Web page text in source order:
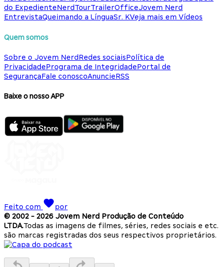
do ExpedienteNerdTourTrailerOfficeJovem Nerd
EntrevistaQueimando a LínguaSr. KVeja mais em Vídeos
Quem somos
Sobre o Jovem NerdRedes sociaisPolítica de
PrivacidadePrograma de IntegridadePortal de
SegurançaFale conoscoAnuncieRSS
Baixe o nosso APP
Feito com
por
© 2002 - 2026 Jovem Nerd Produção de Conteúdo
LTDA.Todas as imagens de filmes, séries, redes sociais e etc.
são marcas registradas dos seus respectivos proprietários.